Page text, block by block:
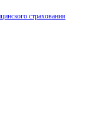
страхования